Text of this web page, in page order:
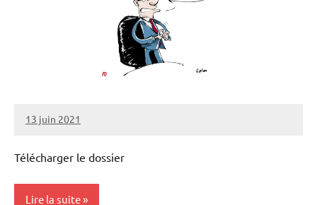
13 juin 2021
SNFOLC44
Télécharger le dossier
Lire la suite